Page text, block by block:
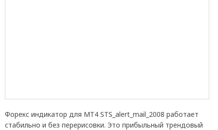
Форекс индикатор для МТ4 STS_alert_mail_2008 работает
стабильно и без перерисовки. Это прибыльный трендовый